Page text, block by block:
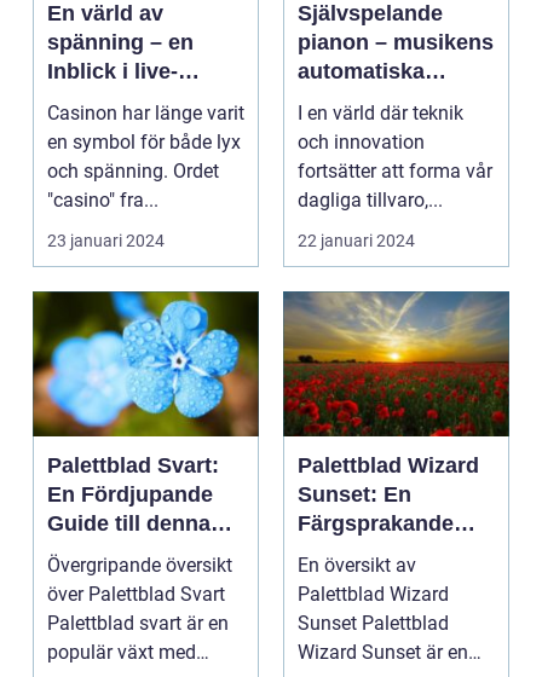
En värld av
spänning – en
Inblick i live-
casino
Casinon har länge varit
en symbol för både lyx
och spänning. Ordet
"casino" fra...
23 januari 2024
Självspelande
pianon – musikens
automatiska
framtid
I en värld där teknik
och innovation
fortsätter att forma vår
dagliga tillvaro,...
22 januari 2024
Palettblad Svart:
En Fördjupande
Guide till denna
Mörka Skönhet
Övergripande översikt
över Palettblad Svart
Palettblad svart är en
populär växt med
Palettblad Wizard
Sunset: En
Färgsprakande
Skatt för
Trädgårdsentusias
ter
En översikt av
Palettblad Wizard
Sunset Palettblad
Wizard Sunset är en